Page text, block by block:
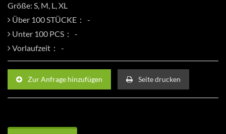
Größe: S, M, L, XL
Über 100 STÜCKE：
Unter 100 PCS：
Vorlaufzeit：
Zur Anfrage hinzufügen Seite drucken